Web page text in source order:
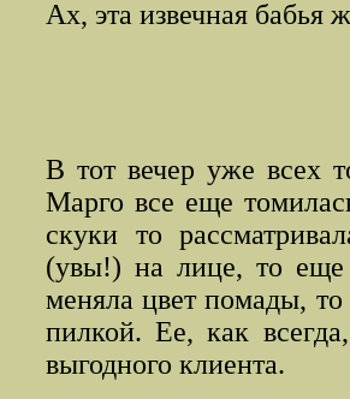
Ах, эта извечная бабья
В тот вечер уже всех
Марго все еще
скуки то
(увы!) на лице, то еще
меняла цвет помады,
пилкой. Ее, как
выгодного клиента.